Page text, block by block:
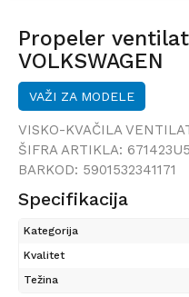
Propeler
VOLKSWAGEN
VAŽI ZA MODELE
VISKO-KVAČILA
ŠIFRA ARTIKLA: 671423U5
BARKOD: 5901532341171
Specifikacija
Kategorija
Kvalitet
Težina